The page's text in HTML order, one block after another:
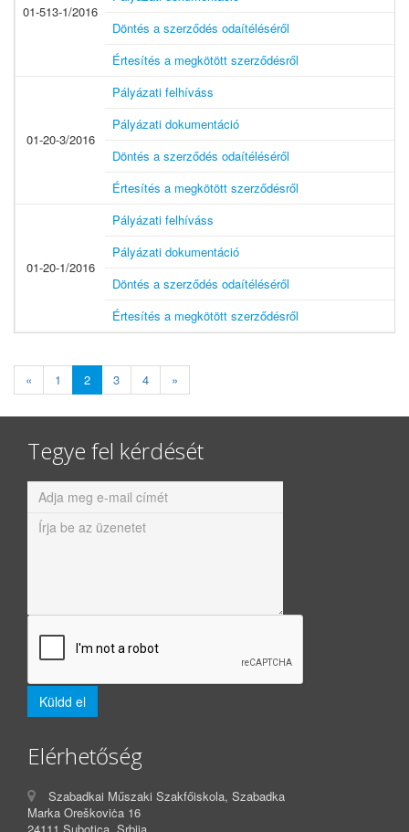
01-513-1/2016
Döntés a szerződés odaítéléséről
Értesítés a megkötött szerződésről
01-20-3/2016
Pályázati felhíváss
Pályázati dokumentáció
Döntés a szerződés odaítéléséről
Értesítés a megkötött szerződésről
01-20-1/2016
Pályázati felhíváss
Pályázati dokumentáció
Döntés a szerződés odaítéléséről
Értesítés a megkötött szerződésről
« 1 2 3 4 »
Tegye fel kérdését
Elérhetőség
Szabadkai Műszaki Szakfőiskola, Szabadka
Marka Oreškoviċa 16